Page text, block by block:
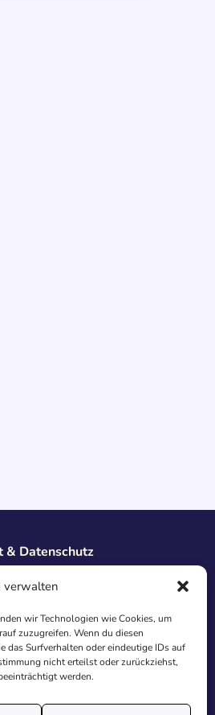
verwalten
wir Technologien wie Cookies, um
zuzugreifen. Wenn du diesen
das Surfverhalten oder eindeutige IDs auf
nicht erteilst oder zurückziehst,
werden.
& Datenschutz